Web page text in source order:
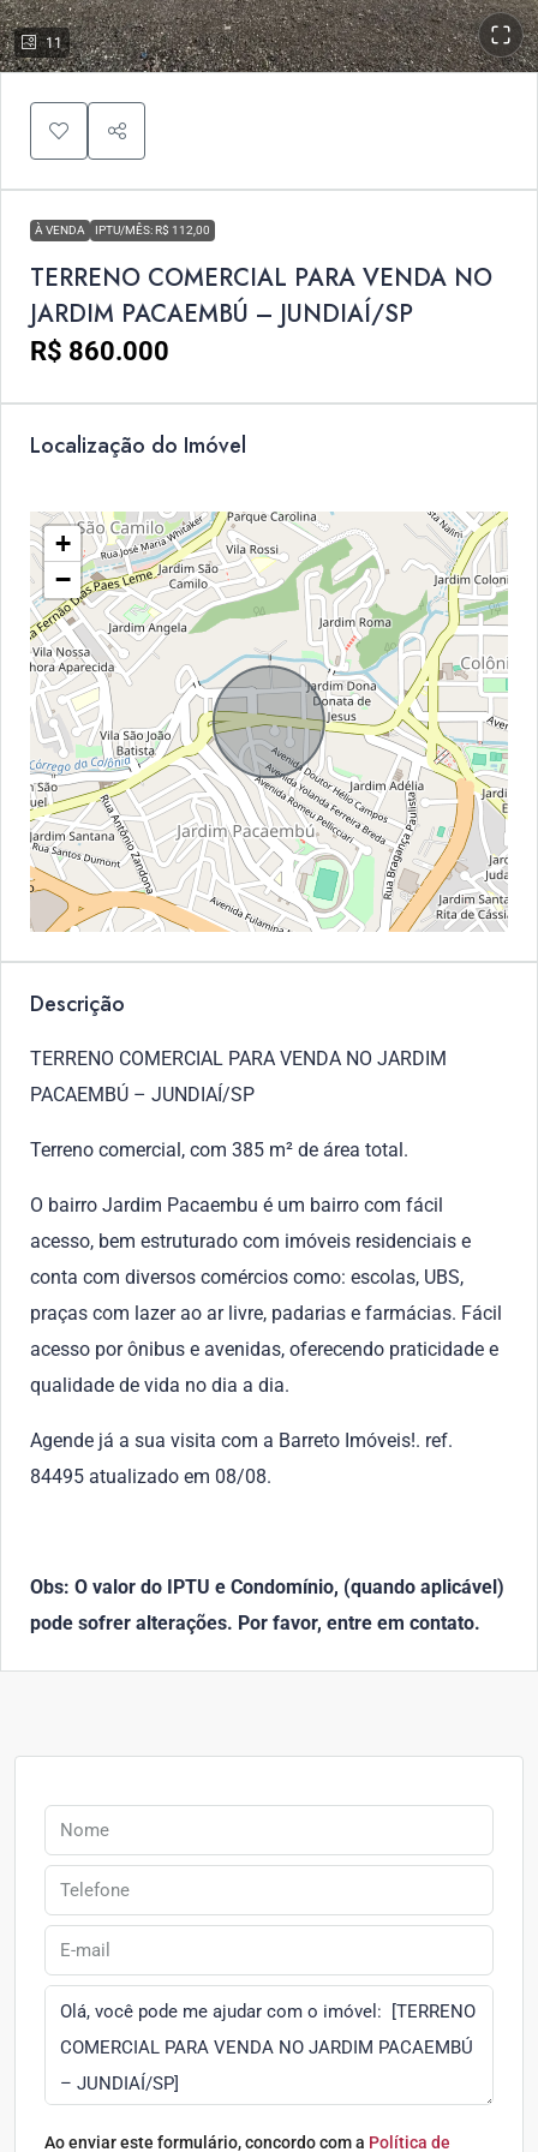
11
À VENDA IPTU/MÊS: R$ 112,00
TERRENO COMERCIAL PARA VENDA NO
JARDIM PACAEMBÚ – JUNDIAÍ/SP
R$ 860.000
Localização do Imóvel
+
−
Descrição
TERRENO COMERCIAL PARA VENDA NO JARDIM
PACAEMBÚ – JUNDIAÍ/SP
Terreno comercial, com 385 m² de área total.
O bairro Jardim Pacaembu é um bairro com fácil
acesso, bem estruturado com imóveis residenciais e
conta com diversos comércios como: escolas, UBS,
praças com lazer ao ar livre, padarias e farmácias. Fácil
acesso por ônibus e avenidas, oferecendo praticidade e
qualidade de vida no dia a dia.
Agende já a sua visita com a Barreto Imóveis!. ref.
84495 atualizado em 08/08.
Obs: O valor do IPTU e Condomínio, (quando aplicável)
pode sofrer alterações. Por favor, entre em contato.
Ao enviar este formulário, concordo com a Política de